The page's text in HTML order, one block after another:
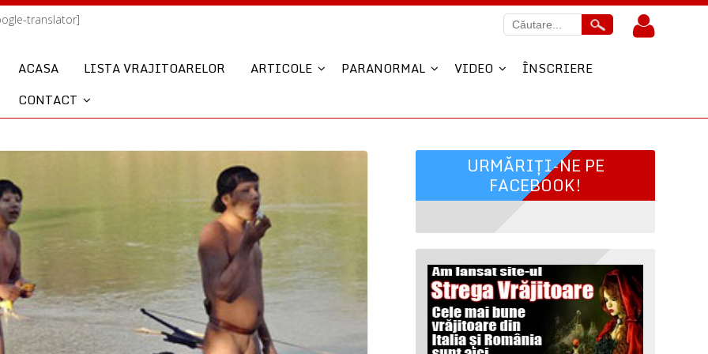
translator]
ACASA LISTA VRAJITOARELOR ARTICOLE PARANORMAL VIDEO
ÎNSCRIERE
CONTACT
URMĂRIȚI-NE PE
FACEBOOK!